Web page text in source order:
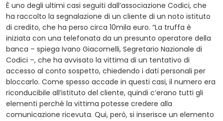
È uno degli ultimi casi seguiti dall’associazione Codici, che
ha raccolto la segnalazione di un cliente di un noto istituto
di credito, che ha perso circa 10mila euro. “La truffa è
iniziata con una telefonata da un presunto operatore della
banca – spiega Ivano Giacomelli, Segretario Nazionale di
Codici –, che ha avvisato la vittima di un tentativo di
accesso al conto sospetto, chiedendo i dati personali per
bloccarlo. Come spesso accade in questi casi, il numero era
riconducibile all’istituto del cliente, quindi c’erano tutti gli
elementi perché la vittima potesse credere alla
comunicazione ricevuta. Qui, però, si inserisce un elemento